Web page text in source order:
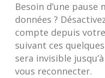
Besoin d’une
données ?
compte depuis
suivant ces
sera invisible
vous reconnecter.